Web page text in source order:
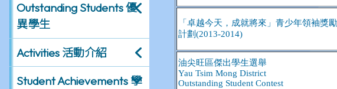
Outstanding Students 優
異學生
Activities 活動介紹
Student Achievements 學